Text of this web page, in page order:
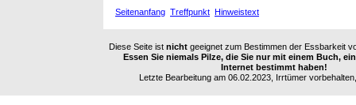
Seitenanfang Treffpunkt Hinweistext
Diese Seite ist nichtgeeignet zum Bestimmen der Essbarkeit
Essen Sie niemals Pilze, die Sie nur mit einem Buch,
Internet bestimmt haben!
Letzte Bearbeitung am 06.02.2023, Irrtümer